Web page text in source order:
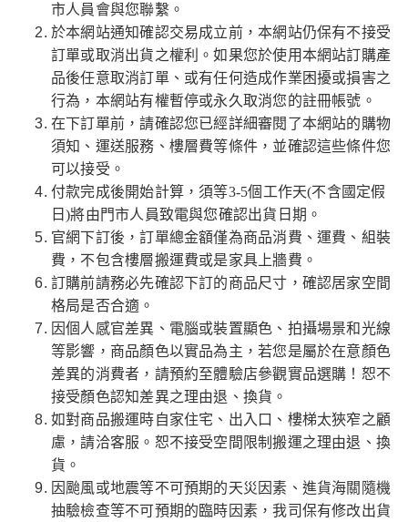
市人員會與您聯繫。
於本網站通知確認交易成立前，本網站仍保有不接受
訂單或取消出貨之權利。如果您於使用本網站訂購產
品後任意取消訂單、或有任何造成作業困擾或損害之
行為，本網站有權暫停或永久取消您的註冊帳號。
在下訂單前，請確認您已經詳細審閱了本網站的購物
須知、運送服務、樓層費等條件，並確認這些條件您
可以接受。
付款完成後開始計算，須等3-5個工作天(不含國定假
日)將由門市人員致電與您確認出貨日期。
官網下訂後，訂單總金額僅為商品消費、運費、組裝
費，不包含樓層搬運費或是家具上牆費。
訂購前請務必先確認下訂的商品尺寸，確認居家空間
格局是否合適。
因個人感官差異、電腦或裝置顯色、拍攝場景和光線
等影響，商品顏色以實品為主，若您是屬於在意顏色
差異的消費者，請預約至體驗店參觀實品選購！恕不
接受顏色認知差異之理由退、換貨。
如對商品搬運時自家住宅、出入口、樓梯太狹窄之顧
慮，請洽客服。恕不接受空間限制搬運之理由退、換
貨。
因颱風或地震等不可預期的天災因素、進貨海關隨機
抽驗檢查等不可預期的臨時因素，我司保有修改出貨